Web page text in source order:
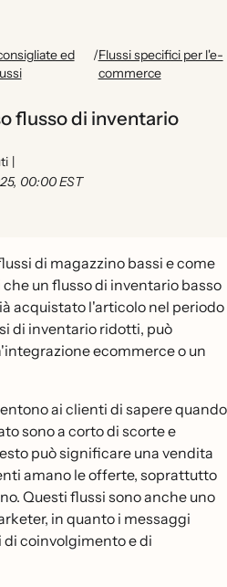
ed
/Flussi specifici per l'e-
commerce
flusso di inventario
|
00:00 EST
di magazzino bassi e come
un flusso di inventario basso
acquistato l'articolo nel periodo
di inventario ridotti, può
ecommerce o un
ai clienti di sapere quando
sono a corto di scorte e
può significare una vendita
amano le offerte, soprattutto
Questi flussi sono anche uno
in quanto i messaggi
di coinvolgimento e di